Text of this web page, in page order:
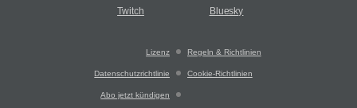
Twitch Bluesky
Lizenz Regeln & Richtlinien
Datenschutzrichtlinie Cookie-Richtlinien
Abo jetzt kündigen